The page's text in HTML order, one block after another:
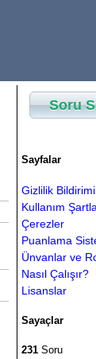
Soru
Sayfalar
Gizlilik Bildirimi
Kullanım
Çerezler
Puanlama
Ünvanlar ve
Nasıl Çalışır?
Lisanslar
Sayaçlar
231 Soru